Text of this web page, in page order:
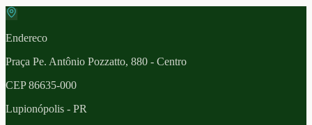
Endereco
Praça Pe. Antônio Pozzatto, 880 - Centro
CEP86635-000
Lupionópolis - PR